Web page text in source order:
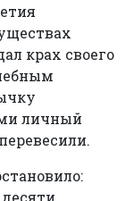
крах своего
личный